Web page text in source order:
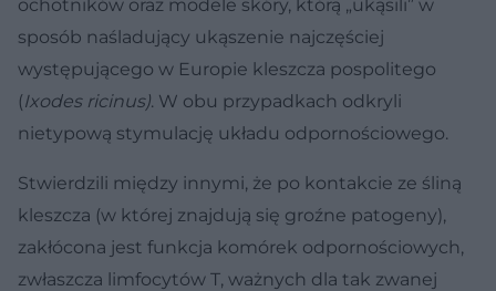
ochotników oraz modele skóry, którą „ukąsili” w
sposób naśladujący ukąszenie najczęściej
występującego w Europie kleszcza pospolitego
(Ixodes ricinus). W obu przypadkach odkryli
nietypową stymulację układu odpornościowego.
Stwierdzili między innymi, że po kontakcie ze śliną
kleszcza (w której znajdują się groźne patogeny),
zakłócona jest funkcja komórek odpornościowych,
zwłaszcza limfocytów T, ważnych dla tak zwanej